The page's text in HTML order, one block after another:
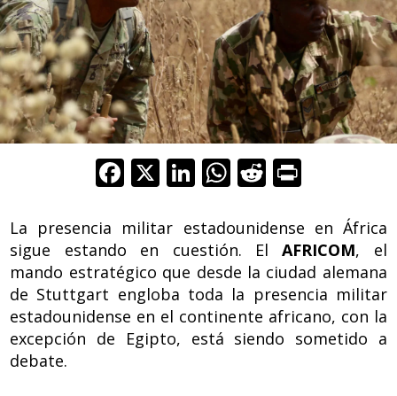
F
e
b
o
o
k
X Li
k
e
dI
n
W
at
s
A
p
p
R
d
di
t
t
La presencia militar estadounidense en África
sigue estando en cuestión. ElAFRICOM, el
mando estratégico que desde la ciudad alemana
de Stuttgart engloba toda la presencia militar
estadounidense en el continente africano, con la
excepción de Egipto, está siendo sometido a
debate.